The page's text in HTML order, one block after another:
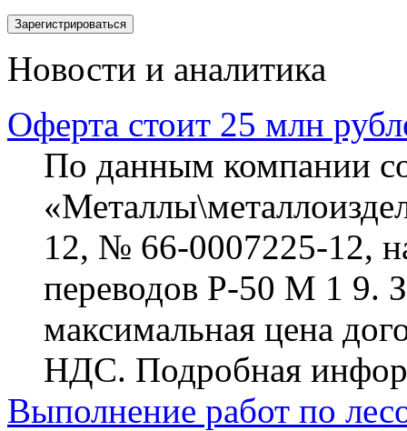
Новости и аналитика
Оферта стоит 25 млн
По данным компании
12, № 66-0007225-12,
переводов Р-50 М 1 9.
максимальная цена
НДС. Подробная
Выполнение работ по